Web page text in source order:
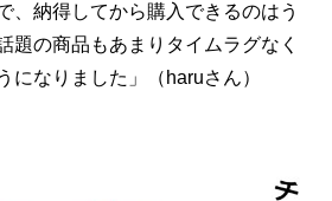
、納得してから購入できるのはう
題の商品もあまりタイムラグなく
になりました」（haruさん）